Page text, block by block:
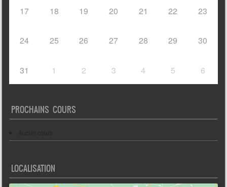
17 18 19 20 21 22 23
24 25 26 27 28 29 30
31 1 2 3 4 5 6
PROCHAINS COURS
LOCALISATION